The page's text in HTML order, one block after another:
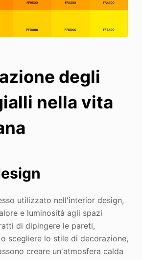
degli
nella vita
utilizzato nell'interior design,
e luminosità agli spazi
di dipingere le pareti,
scegliere lo stile di decorazione,
creare un'atmosfera calda